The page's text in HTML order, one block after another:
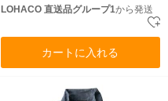
LOHACO 直送品グループ1から発送
カートに入れる